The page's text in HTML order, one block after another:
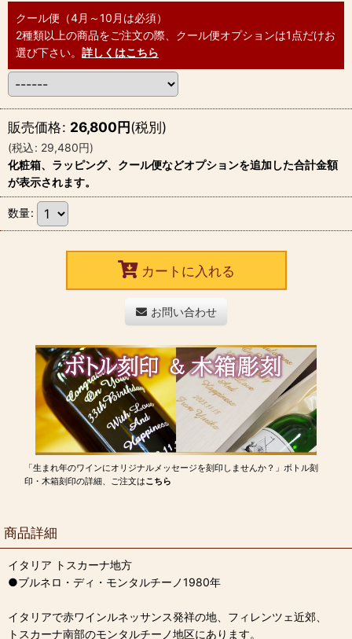
クール便（4月～10月は必須）
2種類以上の商品をご注文の際、クール便オプションは1点だけお
選び下さい。 詳しくはこちら
販売価格: 26,800円(税別)
(税込: 29,480円)
化粧箱、ラッピング、クール便などオプションを追加した合計金額
が表示されます。
数量:
カートに入れる
お問い合わせ
「生まれ年のワインにオリジナルメッセージを刻印しませんか？」ボトル刻
印・木箱刻印の詳細、ご注文はこちら
商品詳細
イタリア トスカーナ地方
●ブルネロ・ディ・モンタルチーノ1980年
イタリアで赤ワインルネッサンス発祥の地、フィレンツェ近郊、
トスカーナ南部のモンタルチーノ地区にあります。